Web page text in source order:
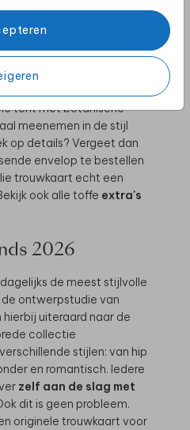
jullie bruiloft meteen een
wordt bijvoorbeeld de stijl
beachwedding of
tent met botanische
meenemen in de stijl
op details? Vergeet dan
envelop te bestellen
trouwkaart echt een
ook alle toffe extra's
2026
de meest stijlvolle
ontwerpstudie van
hierbij uiteraard naar de
collectie
stijlen: van hip
en romantisch. Iedere
zelf aan de slag met
dit is geen probleem.
originele trouwkaart voor